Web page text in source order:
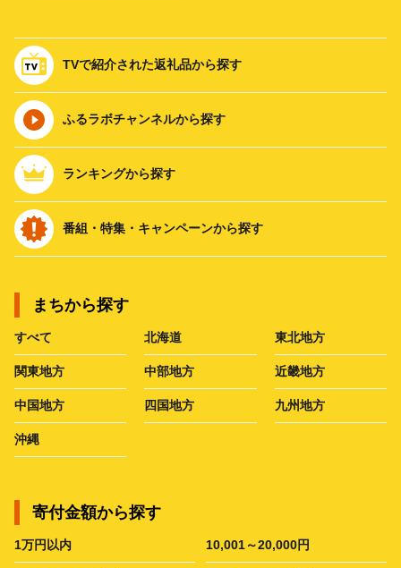
TVで紹介された返礼品から探す
ふるラボチャンネルから探す
ランキングから探す
番組・特集・キャンペーンから探す
まちから探す
すべて 北海道 東北地方
関東地方 中部地方 近畿地方
中国地方 四国地方 九州地方
沖縄
寄付金額から探す
1万円以内 10,001～20,000円